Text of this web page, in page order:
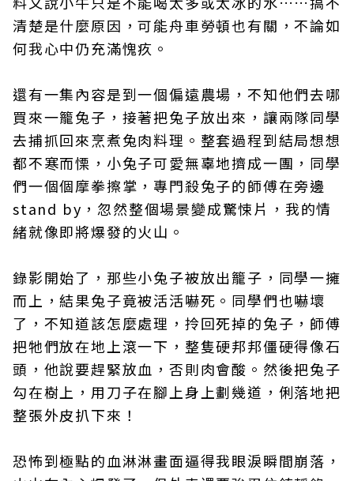
清楚是什麼原因，可能舟車勞頓也有關，不論如
何我心中仍充滿愧疚。
還有一集內容是到一個偏遠農場，不知他們去哪
買來一籠兔子，接著把兔子放出來，讓兩隊同學
去捕抓回來烹煮兔肉料理。整套過程到結局想想
都不寒而慄，小兔子可愛無辜地擠成一團，同學
們一個個摩拳擦掌，專門殺兔子的師傅在旁邊
stand by，忽然整個場景變成驚悚片，我的情
緒就像即將爆發的火山。
錄影開始了，那些小兔子被放出籠子，同學一擁
而上，結果兔子竟被活活嚇死。同學們也嚇壞
了，不知道該怎麼處理，拎回死掉的兔子，師傅
把牠們放在地上滾一下，整隻硬邦邦僵硬得像石
頭，他說要趕緊放血，否則肉會酸。然後把兔子
勾在樹上，用刀子在腳上身上劃幾道，俐落地把
整張外皮扒下來！
恐怖到極點的血淋淋畫面逼得我眼淚瞬間崩落，